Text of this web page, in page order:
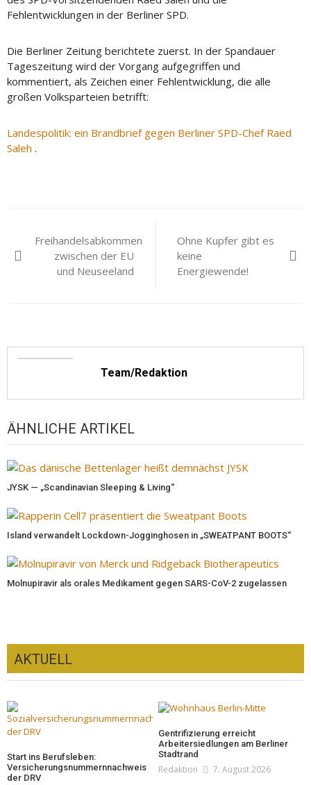
Fehlentwicklungen in der Berliner SPD.
Die Berliner Zeitung berichtete zuerst. In der Spandauer
Tageszeitung wird der Vorgang aufgegriffen und
kommentiert, als Zeichen einer Fehlentwicklung, die alle
großen Volksparteien betrifft:
Landespolitik: ein Brandbrief gegen Berliner SPD-Chef Raed
Saleh .
Freihandelsabkommen
zwischen der EU
und Neuseeland
Ohne Kupfer gibt es
keine
Energiewende!
Team/Redaktion
ÄHNLICHE ARTIKEL
JYSK — „Scandinavian Sleeping & Living“
Island verwandelt Lockdown-Jogginghosen in „SWEATPANT BOOTS“
Molnupiravir als orales Medikament gegen SARS-CoV-2 zugelassen
AKTUELL
Start ins Berufsleben:
Versicherungsnummernnachweis
der DRV
Gentrifizierung erreicht
Arbeitersiedlungen am Berliner
Stadtrand
Redaktion 7. August 2026